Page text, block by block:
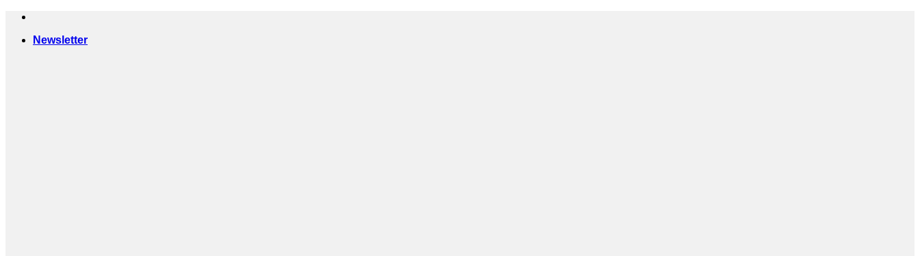
Passer
contenuNewsletter